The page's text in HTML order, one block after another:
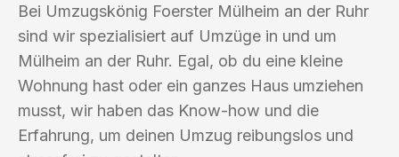
Bei Umzugskönig Foerster Mülheim an der Ruhr
sind wir spezialisiert auf Umzüge in und um
Mülheim an der Ruhr. Egal, ob du eine kleine
Wohnung hast oder ein ganzes Haus umziehen
musst, wir haben das Know-how und die
Erfahrung, um deinen Umzug reibungslos und